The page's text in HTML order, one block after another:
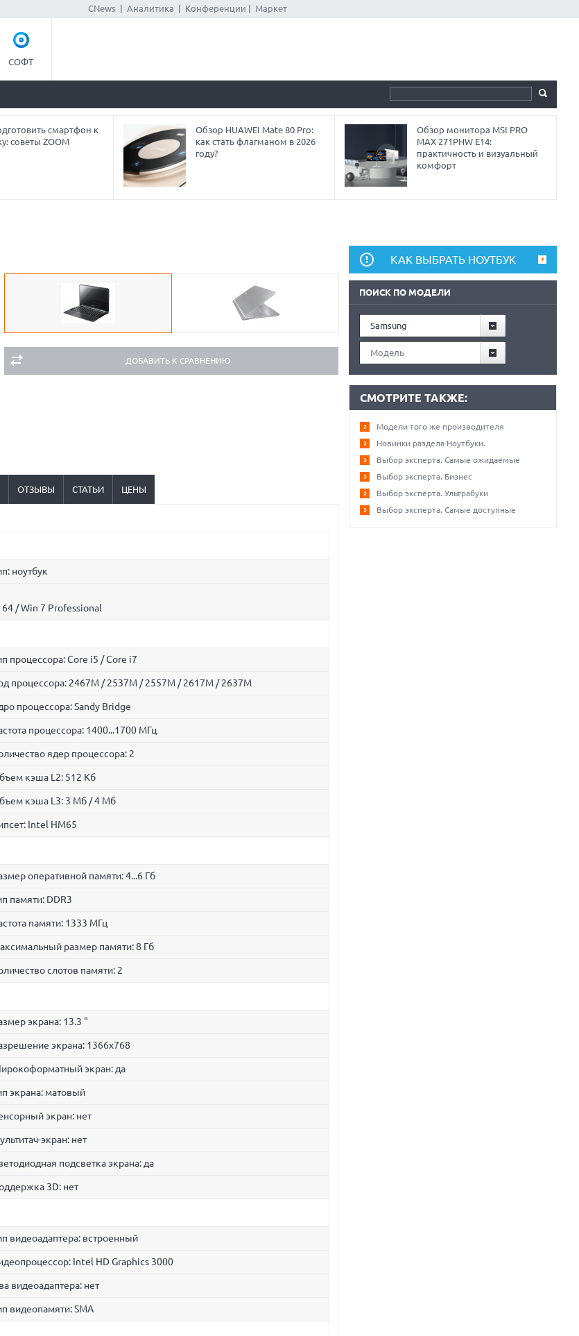
CNews| Аналитика Конференции Маркет
СОФТ
смартфон к
советы ZOOM
Обзор HUAWEI Mate 80 Pro:
как стать флагманом в 2026
году?
Обзор монитора MSI PRO
MAX 271PHW E14:
практичность и визуальный
комфорт
ДОБАВИТЬ К СРАВНЕНИЮ
ОТЗЫВЫ СТАТЬИ ЦЕНЫ
ноутбук
/ Win 7 Professional
процессора: Core i5 / Core i7
процессора: 2467M / 2537M / 2557M / 2617M / 2637M
процессора: Sandy Bridge
процессора: 1400...1700 МГц
ядер процессора: 2
кэша L2: 512 Кб
кэша L3: 3 Мб / 4 Мб
Intel HM65
оперативной памяти: 4...6 Гб
памяти: DDR3
памяти: 1333 МГц
размер памяти: 8 Гб
слотов памяти: 2
экрана: 13.3 "
экрана: 1366x768
экран: да
экрана: матовый
экран: нет
экран: нет
подсветка экрана: да
3D: нет
видеоадаптера: встроенный
Intel HD Graphics 3000
видеоадаптера: нет
видеопамяти: SMA
КАК ВЫБРАТЬ НОУТБУК
ПОИСК ПО МОДЕЛИ
Samsung
Модель
СМОТРИТЕ ТАКЖЕ:
Модели того же производителя
Новинки раздела Ноутбуки.
Выбор эксперта. Самые ожидаемые
Выбор эксперта. Бизнес
Выбор эксперта. Ультрабуки
Выбор эксперта. Самые доступные